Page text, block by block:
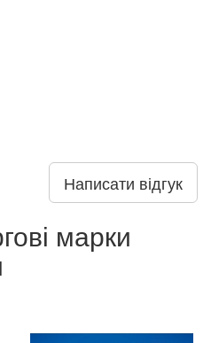
Написати відгук
марки